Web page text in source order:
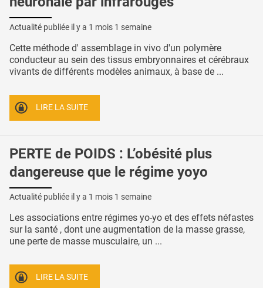
Actualité publiée il y a 1 mois 1 semaine
Cette méthode d' assemblage in vivo d'un polymère
conducteur au sein des tissus embryonnaires et cérébraux
vivants de différents modèles animaux, à base de ...
LIRE LA SUITE
PERTE de POIDS : L’obésité plus
dangereuse que le régime yoyo
Actualité publiée il y a 1 mois 1 semaine
Les associations entre régimes yo-yo et des effets néfastes
sur la santé , dont une augmentation de la masse grasse,
une perte de masse musculaire, un ...
LIRE LA SUITE